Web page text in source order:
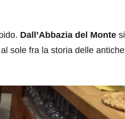
Dall’Abbazia del Monte si
sole fra la storia delle antiche